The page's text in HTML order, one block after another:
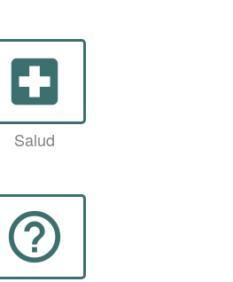
local_hospital
Salud
help_outline